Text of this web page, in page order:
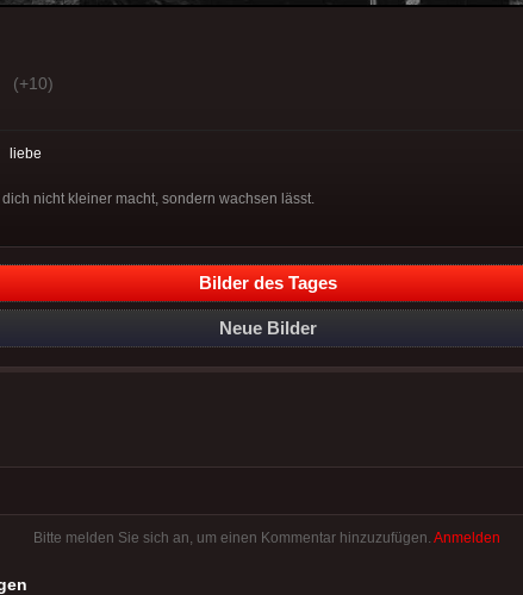
(+10)
liebe
nicht kleiner macht, sondern wachsen lässt.
Bilder des Tages
Neue Bilder
Bitte melden Sie sich an, um einen Kommentar hinzuzufügen. Anmelden